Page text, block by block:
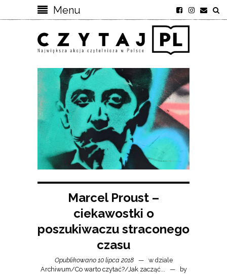
Menu
Marcel Proust –
ciekawostki o
poszukiwaczu straconego
czasu
Opublikowano 10 lipca 2018
w dziale
Archiwum/Co warto czytać?/Jak zacząć...
by